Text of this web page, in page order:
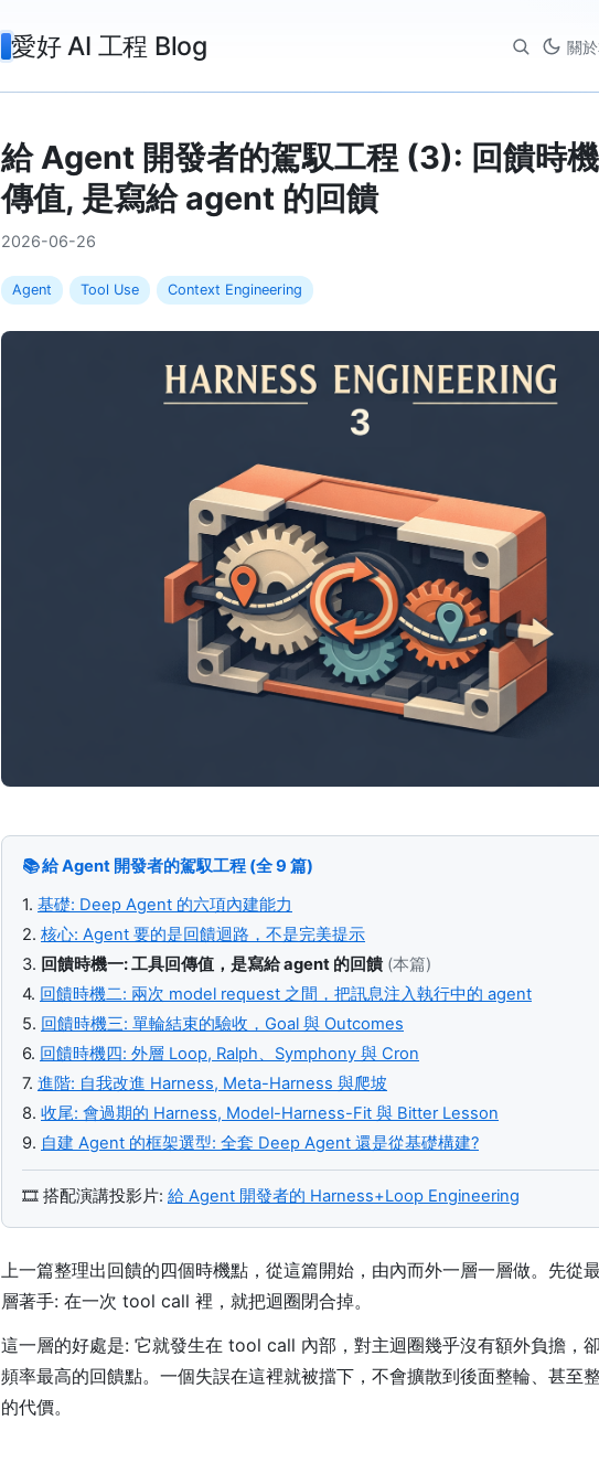
愛好 AI 工程 Blog 關
給 Agent 開發者的駕馭工程 (3): 回饋時
傳值, 是寫給 agent 的回饋
2026-06-26
Agent Tool Use Context Engineering
📚 給 Agent 開發者的駕馭工程 (全 9 篇)
1. 基礎: Deep Agent 的六項內建能力
2. 核心: Agent 要的是回饋迴路，不是完美提示
3. 回饋時機一: 工具回傳值，是寫給 agent 的回饋 (本篇)
4. 回饋時機二: 兩次 model request 之間，把訊息注入執行中的 agent
5. 回饋時機三: 單輪結束的驗收，Goal 與 Outcomes
6. 回饋時機四: 外層 Loop, Ralph、Symphony 與 Cron
7. 進階: 自我改進 Harness, Meta-Harness 與爬坡
8. 收尾: 會過期的 Harness, Model-Harness-Fit 與 Bitter Lesson
9. 自建 Agent 的框架選型: 全套 Deep Agent 還是從基礎構建?
🎞️ 搭配演講投影片: 給 Agent 開發者的 Harness+Loop Engineering
上一篇整理出回饋的四個時機點，從這篇開始，由內而外一層一層做。先從
層著手: 在一次 tool call 裡，就把迴圈閉合掉。
這一層的好處是: 它就發生在 tool call 內部，對主迴圈幾乎沒有額外負擔，卻
頻率最高的回饋點。一個失誤在這裡就被擋下，不會擴散到後面整輪、甚至
的代價。